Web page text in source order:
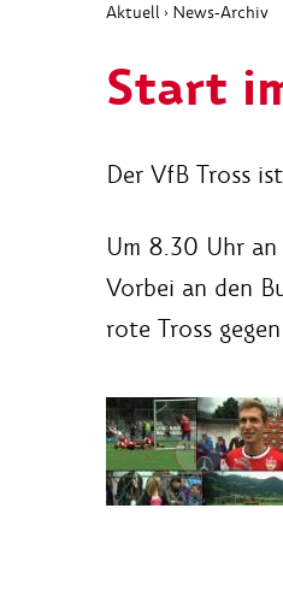
Aktuell › News-Archiv
Start
Der VfB Tross
Um 8.30 Uhr
Vorbei an den
rote Tross